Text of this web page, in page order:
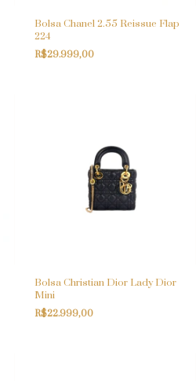
Bolsa Chanel 2.55 Reissue Flap
224
R$29.999,00
Bolsa Christian Dior Lady Dior
Mini
R$22.999,00